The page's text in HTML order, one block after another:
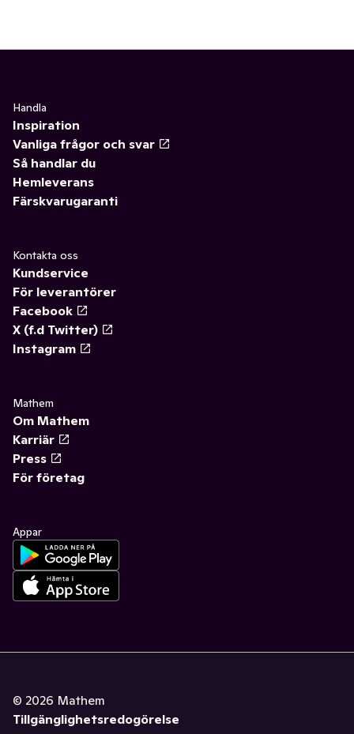
Handla
Inspiration
Vanliga frågor och svar
Så handlar du
Hemleverans
Färskvarugaranti
Kontakta oss
Kundservice
För leverantörer
Facebook
X (f.d Twitter)
Instagram
Mathem
Om Mathem
Karriär
Press
För företag
Appar
© 2026 Mathem
Tillgänglighetsredogörelse